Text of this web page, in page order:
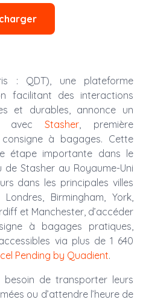
: QDT), une plateforme
facilitant des interactions
et durables, annonce un
avecStasher, première
à bagages. Cette
étape importante dans le
Stasher au Royaume-Uni
dans les principales villes
Birmingham, York,
et Manchester, d’accéder
à bagages pratiques,
via plus de 1 640
Pending by Quadient.
besoin de transporter leurs
ou d’attendre l’heure de